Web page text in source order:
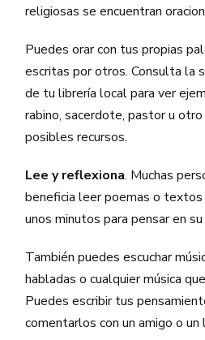
religiosas se encuentran
Puedes orar con tus propias
escritas por otros. Consulta la
de tu librería local para ver
rabino, sacerdote, pastor u
posibles recursos.
Lee y reflexiona. Muchas
beneficia leer poemas o
unos minutos para pensar en
También puedes escuchar
habladas o cualquier música
Puedes escribir tus
comentarlos con un amigo o